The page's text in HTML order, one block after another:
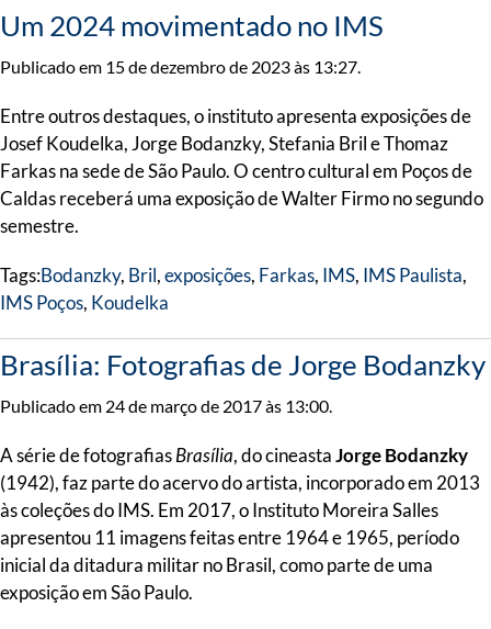
Um 2024 movimentado no IMS
Publicado em 15 de dezembro de 2023 às 13:27.
Entre outros destaques, o instituto apresenta exposições de
Josef Koudelka, Jorge Bodanzky, Stefania Bril e Thomaz
Farkas na sede de São Paulo. O centro cultural em Poços de
Caldas receberá uma exposição de Walter Firmo no segundo
semestre.
Tags:Bodanzky, Bril,exposições, Farkas, IMS, IMS Paulista,
IMS Poços, Koudelka
Brasília: Fotografias de Jorge Bodanzky
Publicado em 24 de março de 2017 às 13:00.
A série de fotografiasBrasília, do cineastaJorge Bodanzky
(1942), faz parte do acervo do artista, incorporado em 2013
às coleções do IMS. Em 2017, o Instituto Moreira Salles
apresentou 11 imagens feitas entre 1964 e 1965, período
inicial da ditadura militar no Brasil, como parte de uma
exposição em São Paulo.